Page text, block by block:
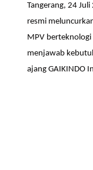
Tangerang, 24
resmi
MPV
menjawab
ajang GAIKINDO